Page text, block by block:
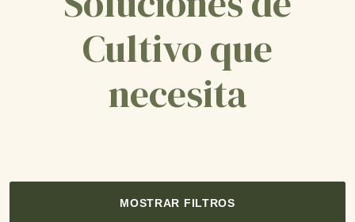
Cultivo que
necesita
MOSTRAR FILTROS